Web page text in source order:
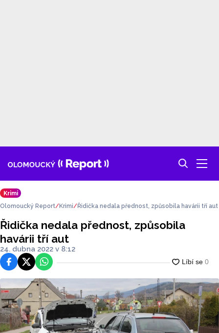
Krimi
Olomoucký Report
Krimi Řidička nedala přednost, způsobila havárii tří aut
Řidička nedala přednost, způsobila
havárii tří aut
24. dubna 2022 v 8:12
FacebookPlatforma X
WhatsApp